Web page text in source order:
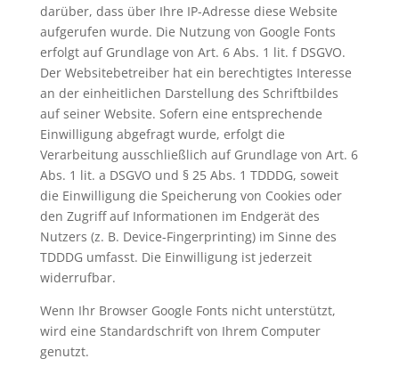
darüber, dass über Ihre IP-Adresse diese Website
aufgerufen wurde. Die Nutzung von Google Fonts
erfolgt auf Grundlage von Art. 6 Abs. 1 lit. f DSGVO.
Der Websitebetreiber hat ein berechtigtes Interesse
an der einheitlichen Darstellung des Schriftbildes
auf seiner Website. Sofern eine entsprechende
Einwilligung abgefragt wurde, erfolgt die
Verarbeitung ausschließlich auf Grundlage von Art. 6
Abs. 1 lit. a DSGVO und § 25 Abs. 1 TDDDG, soweit
die Einwilligung die Speicherung von Cookies oder
den Zugriff auf Informationen im Endgerät des
Nutzers (z. B. Device-Fingerprinting) im Sinne des
TDDDG umfasst. Die Einwilligung ist jederzeit
widerrufbar.
Wenn Ihr Browser Google Fonts nicht unterstützt,
wird eine Standardschrift von Ihrem Computer
genutzt.